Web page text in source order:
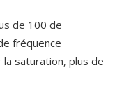
de 100 de
fréquence
saturation, plus de